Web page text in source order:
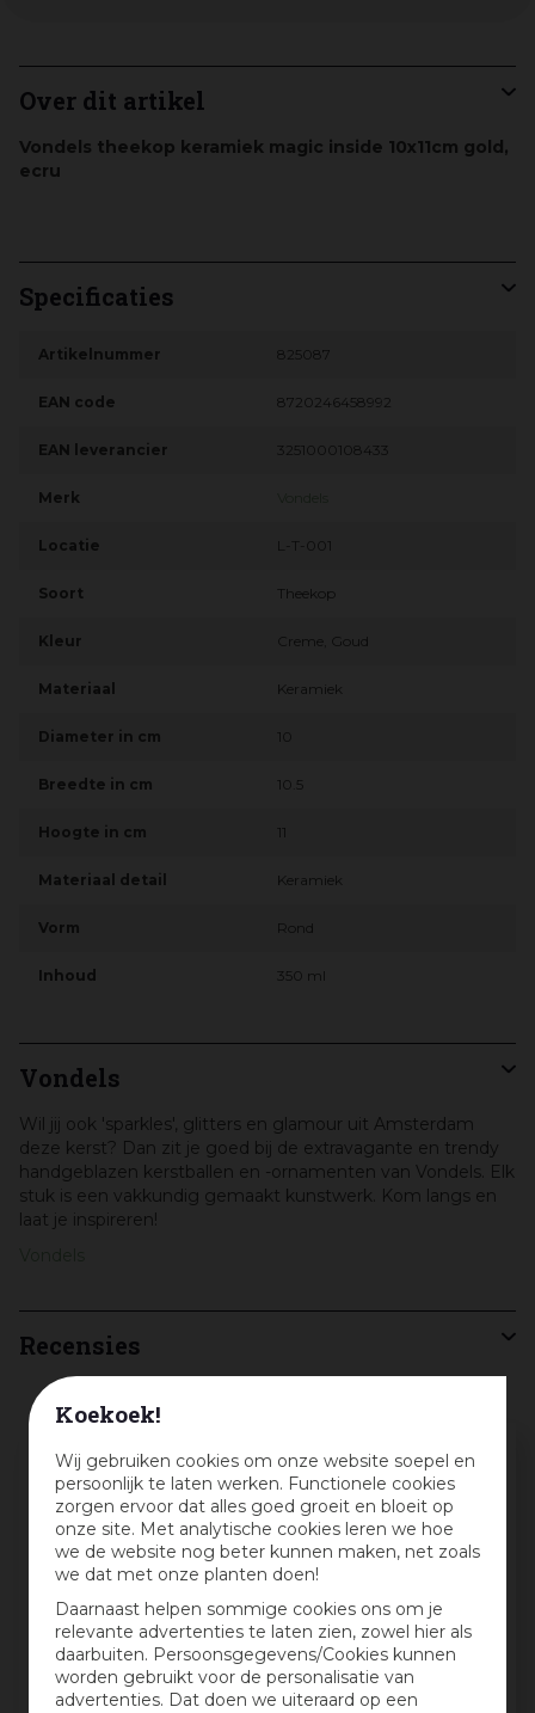
Koekoek!
Wij gebruiken cookies om onze website soepel en
persoonlijk te laten werken. Functionele cookies
zorgen ervoor dat alles goed groeit en bloeit op
onze site. Met analytische cookies leren we hoe
we de website nog beter kunnen maken, net zoals
we dat met onze planten doen!
Daarnaast helpen sommige cookies ons om je
relevante advertenties te laten zien, zowel hier als
daarbuiten. Persoonsgegevens/Cookies kunnen
worden gebruikt voor de personalisatie van
advertenties. Dat doen we uiteraard op een
Over dit artikel
Vondels theekop keramiek magic inside 10x11cm gold,
ecru
Specificaties
Artikelnummer 825087
EAN code 8720246458992
EAN leverancier 3251000108433
Merk
Locatie L-T-001
Soort Theekop
Kleur Creme, Goud
Materiaal Keramiek
Diameter in cm 10
Breedte in cm 10.5
Hoogte in cm 11
Materiaal detail Keramiek
Vorm Rond
Inhoud 350 ml
Vondels
Wil jij ook 'sparkles', glitters en glamour uit Amsterdam
deze kerst? Dan zit je goed bij de extravagante en trendy
handgeblazen kerstballen en -ornamenten van Vondels. Elk
stuk is een vakkundig gemaakt kunstwerk. Kom langs en
laat je inspireren!
Recensies
Schrijf een review en win een cadeaubon
Deel jouw ervaringen met dit product en maak
maandelijks kans op een cadeaubon t.w.v. € 25,-
Beoordeling:
Mijn ervaring in één zin: *